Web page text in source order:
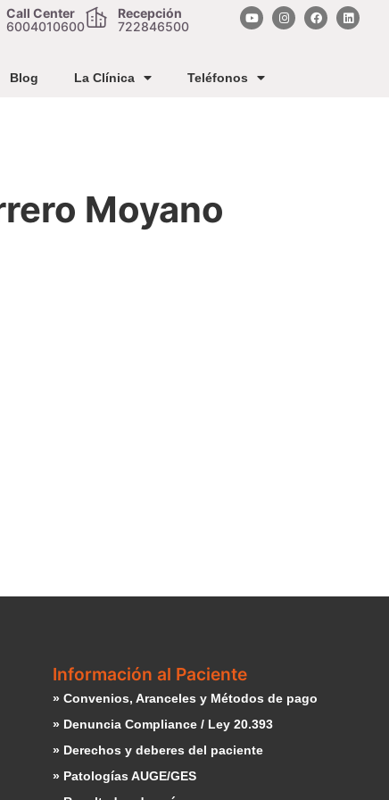
Call Center
6004010600
Recepción
722846500
Blog La Clínica Teléfonos
Moyano
Información al Paciente
» Convenios, Aranceles y Métodos de pago
» Denuncia Compliance / Ley 20.393
» Derechos y deberes del paciente
» Patologías AUGE/GES